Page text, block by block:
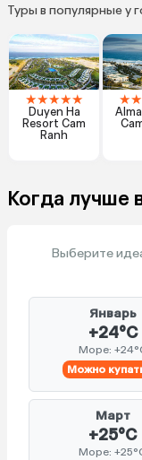
Туры в популярные у
★★★★★
Duyen Ha
Resort Cam
Ranh
★★
Когда лучше
Выберите
Январь
+24°C
Море:
Можно
Март
+25°C
Море: